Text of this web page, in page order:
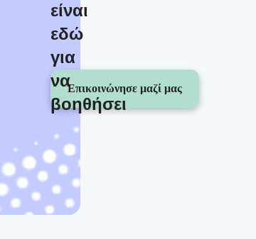
Επικοινώνησε μαζί μας
είναι
εδώ
για
να
βοηθήσει